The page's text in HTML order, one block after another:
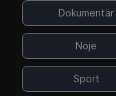
Dokumentär
Nöje
Sport